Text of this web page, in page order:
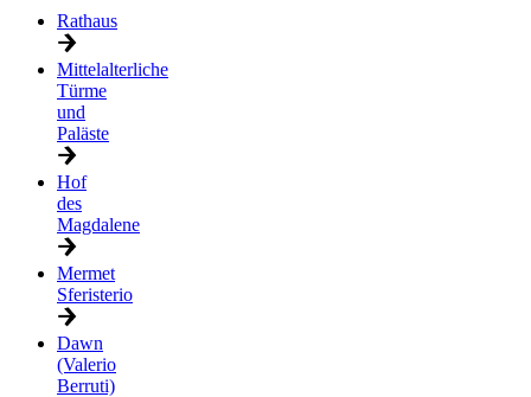
Rathaus
Mittelalterliche
Türme
und
Paläste
Hof
des
Magdalene
Mermet
Sferisterio
Dawn
(Valerio
Berruti)